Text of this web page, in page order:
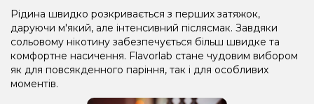
Рідина швидко розкривається з перших затяжок,
даруючи м'який, але інтенсивний післясмак. Завдяки
сольовому нікотину забезпечується більш швидке та
комфортне насичення. Flavorlab стане чудовим вибором
як для повсякденного паріння, так і для особливих
моментів.